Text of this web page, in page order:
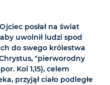
posłał na świat
uwolnił ludzi spod
do swego królestwa
Chrystus, "pierworodny
Kol 1,15), celem
przyjął ciało podległe